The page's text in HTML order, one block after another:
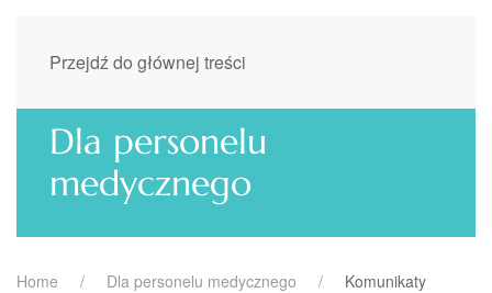
Przejdź do głównej treści
Dla personelu
medycznego
Home Dla personelu medycznego Komunikaty